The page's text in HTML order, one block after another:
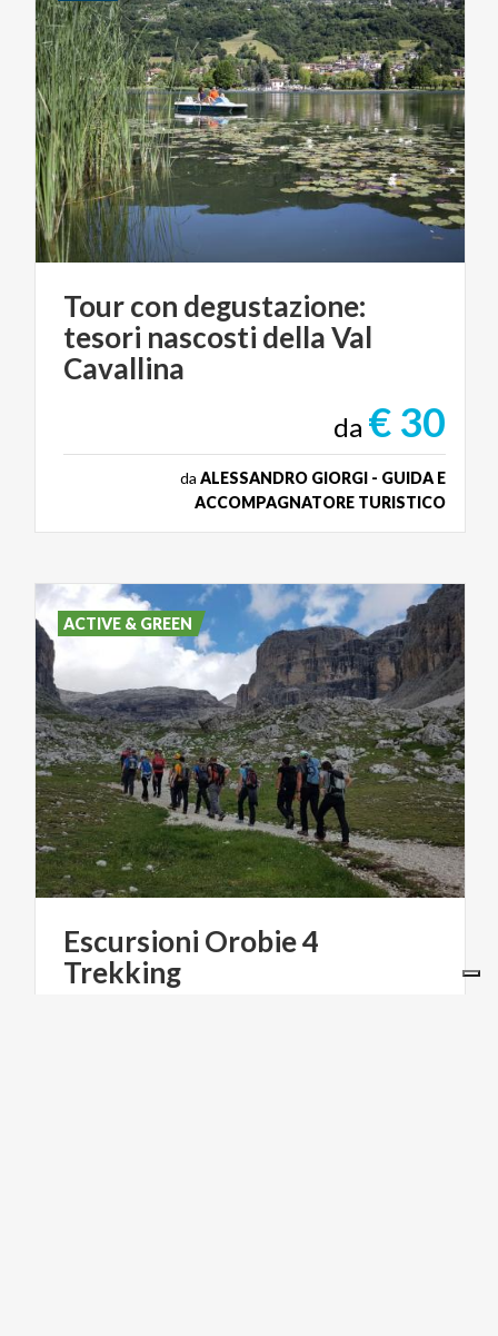
Tour con degustazione:
tesori nascosti della Val
Cavallina
da € 30
da ALESSANDRO GIORGI - GUIDA E
ACCOMPAGNATORE TURISTICO
Escursioni Orobie4
Trekking
ACTIVE & GREEN